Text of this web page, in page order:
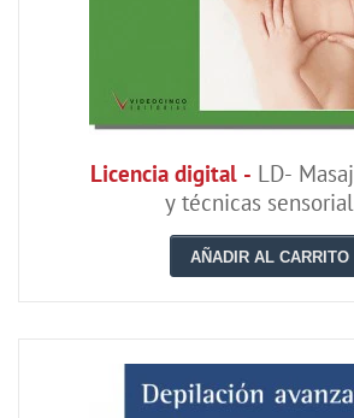
Licencia digital - LD-
y técnicas
AÑADIR AL CARRITO